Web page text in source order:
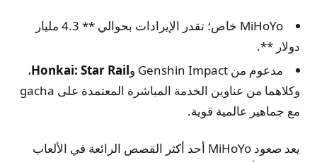
MiHoYo خاص؛ تقدر الإيرادات بحوالي ** 4.3 مليار
دولار **.
مدعوم من Genshin Impact و
Honkai: Star Rail،
وكلاهما من عناوين الخدمة المباشرة المعتمدة على gacha
مع جماهير عالمية قوية.
يعد صعود MiHoYo أحد أكثر القصص الرائعة في الألعاب